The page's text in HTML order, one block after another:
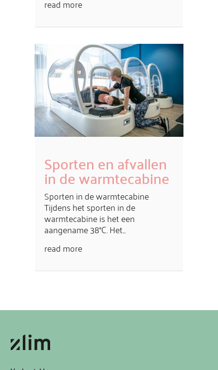
read more
Sporten en afvallen
in de warmtecabine
Sporten in de warmtecabine
Tijdens het sporten in de
warmtecabine is het een
aangename 38°C. Het...
read more